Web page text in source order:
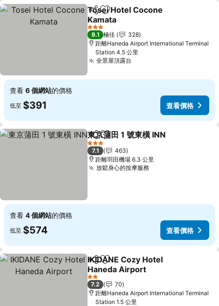
分享 放到收藏夾
Tosei Hotel Cocone
Kamata
3 星級
9.1 極佳
328
距離Haneda Airport International Terminal
Station 4.5 公里
全景屋頂露台
查看 6 個網站的價格
低至 $391 查看價格
分享 放到收藏夾
東京蒲田 1 號東橫 INN
3 星級
7.1
463
距離羽田機場 6.3 公里
放鬆身心的按摩服務
查看 4 個網站的價格
低至 $574 查看價格
分享 放到收藏夾
IKIDANE Cozy Hotel
Haneda Airport
2 星級
7.2
70
距離Haneda Airport International Terminal
Station 1.5 公里